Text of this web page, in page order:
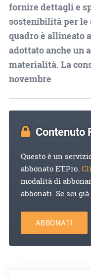
fornire dettagli e
sostenibilità per le
quadro è allineato
adottato anche un
materialità. La
novembre
Contenuto
Questo è un
abbonato ET.Pro.
modalità di
abbonati. Se sei
ABBONATI